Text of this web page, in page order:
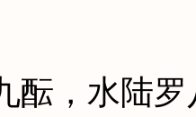
，水陆罗